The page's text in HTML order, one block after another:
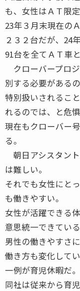
も、女性はＡＴ限
23年３月末現在の
２３２台だが、24
91台を全てＡＴ車
クローバープロ
別する必要がある
特別扱いされるこ
れるのでは、と危
現在もクローバー
る。
朝日アシスタン
は難しい。
それでも女性にと
も働きやすい。
女性が活躍できる
意思統一できてい
男性の働きやすさ
働き方も変化してい
一例が育児休暇だ。
同社は従来から育